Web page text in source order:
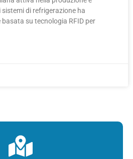
di refrigerazione ha
su tecnologia RFID per